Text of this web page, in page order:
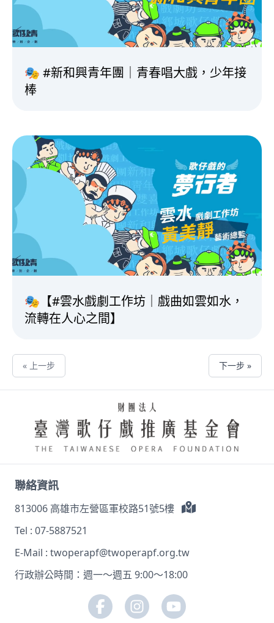
🎭 #新和興青年團｜青春唱大戲，少年接
棒
🎭【#雲水戲劇工作坊｜戲曲如雲如水，
流轉在人心之間】
« 上一步 下一步 »
聯絡資訊
813006 高雄市左營區軍校路51號5樓
Tel : 07-5887521
E-Mail : twoperapf@twoperapf.org.tw
行政辦公時間：週一～週五 9:00～18:00